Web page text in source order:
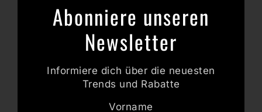
Abonniere unseren
Newsletter
Informiere dich über die neuesten
Trends und Rabatte
Vorname